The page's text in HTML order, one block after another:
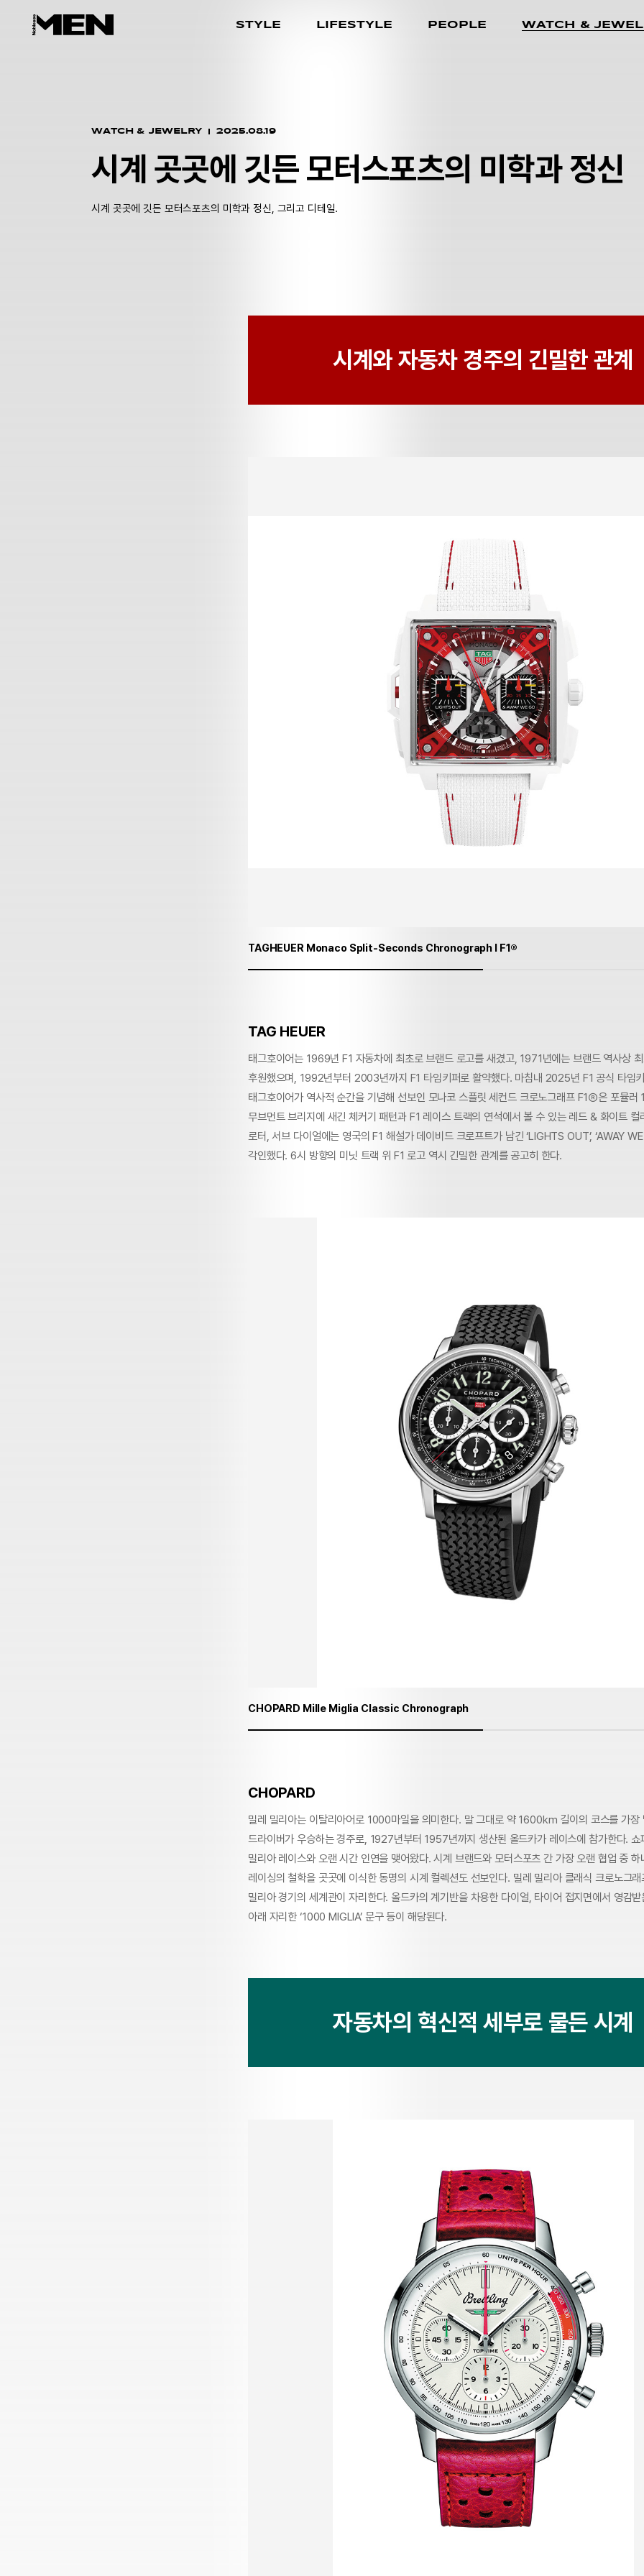
STYLE LIFESTYLE PEOPLE WATCH &
WATCH & JEWELRY 2025.08.19
시계 곳곳에 깃든 모터스포츠의 미학과 정신
시계 곳곳에 깃든 모터스포츠의 미학과 정신, 그리고 디테일.
시계와 자동차 경주의 긴밀한 관계
TAGHEUER Monaco Split-Seconds Chronograph I F1®
TAG HEUER
태그호이어는 1969년 F1 자동차에 최초로 브랜드 로고를 새겼고, 1971년에는 브랜드 역사상
후원했으며, 1992년부터 2003년까지 F1 타임키퍼로 활약했다. 마침내 2025년 F1 공식 타임
태그호이어가 역사적 순간을 기념해 선보인 모나코 스플릿 세컨드 크로노그래프 F1Ⓡ은 포뮬러
무브먼트 브리지에 새긴 체커기 패턴과 F1 레이스 트랙의 연석에서 볼 수 있는 레드 & 화이트 컬
로터, 서브 다이얼에는 영국의 F1 해설가 데이비드 크로프트가 남긴 ‘LIGHTS OUT’, ‘AWAY
각인했다. 6시 방향의 미닛 트랙 위 F1 로고 역시 긴밀한 관계를 공고히 한다.
CHOPARD Mille Miglia Classic Chronograph
CHOPARD
밀레 밀리아는 이탈리아어로 1000마일을 의미한다. 말 그대로 약 1600km 길이의 코스를 가장
드라이버가 우승하는 경주로, 1927년부터 1957년까지 생산된 올드카가 레이스에 참가한다. 쇼
밀리아 레이스와 오랜 시간 인연을 맺어왔다. 시계 브랜드와 모터스포츠 간 가장 오랜 협업 중 하
레이싱의 철학을 곳곳에 이식한 동명의 시계 컬렉션도 선보인다. 밀레 밀리아 클래식 크로노그
밀리아 경기의 세계관이 자리한다. 올드카의 계기반을 차용한 다이얼, 타이어 접지면에서 영감
아래 자리한 ‘1000 MIGLIA’ 문구 등이 해당된다.
자동차의 혁신적 세부로 물든 시계